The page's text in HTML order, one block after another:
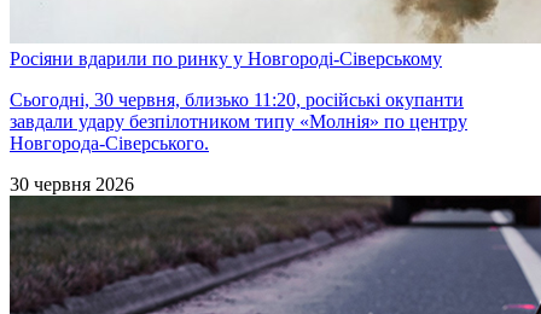
Росіяни вдарили по ринку у Новгороді-Сіверському
Сьогодні, 30 червня, близько 11:20, російські окупанти
завдали удару безпілотником типу «Молнія» по центру
Новгорода-Сіверського.
30 червня 2026